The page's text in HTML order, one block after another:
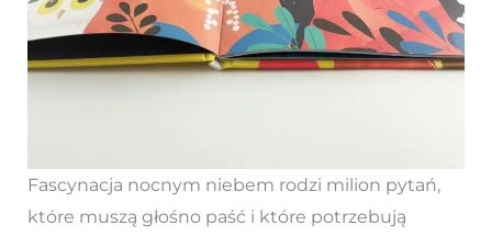
Fascynacja nocnym niebem rodzi milion pytań,
które muszą głośno paść i które potrzebują